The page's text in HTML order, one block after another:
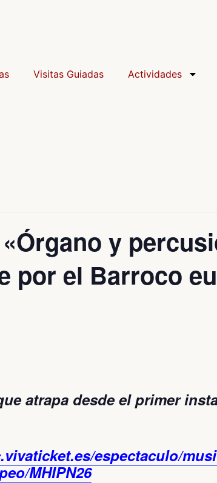
Visitas Guiadas Actividades
«Órgano y
por el Barroco
atrapa desde el primer
espectaculo/
MHIPN26